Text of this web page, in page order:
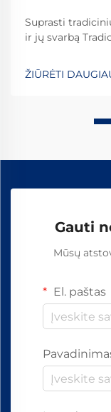
Suprasti
ir jų svarbą
geležinkelių
operacijoms.
ŽIŪRĖTI
Gauti
Mūsų
El. paštas